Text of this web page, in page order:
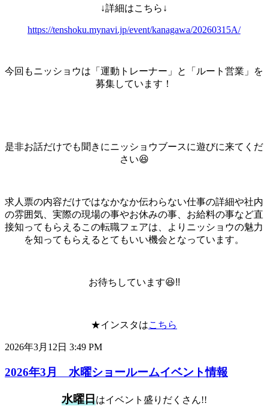
↓詳細はこちら↓
https://tenshoku.mynavi.jp/event/kanagawa/20260315A/
今回もニッショウは「運動トレーナー」と「ルート営業」を
募集しています！
是非お話だけでも聞きにニッショウブースに遊びに来てくだ
さい😆
求人票の内容だけではなかなか伝わらない仕事の詳細や社内
の雰囲気、実際の現場の事やお休みの事、お給料の事など直
接知ってもらえるこの転職フェアは、よりニッショウの魅力
を知ってもらえるとてもいい機会となっています。
お待ちしています😆!!
★インスタはこちら
2026年3月12日 3:49 PM
2026年3月 水曜ショールームイベント情報
水曜日はイベント盛りだくさん!!